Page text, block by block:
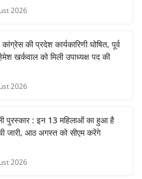
2026
की प्रदेश कार्यकारिणी घोषित, पूर्व
खर्कवाल को मिली उपाध्यक्ष पद की
2026
पुरस्कार : इन 13 महिलाओं का हुआ है
जारी, आठ अगस्त को सीएम करेंगे
2026